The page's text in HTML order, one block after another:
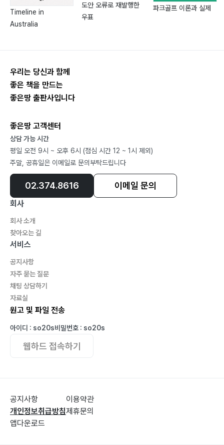
Timeline in
Australia
도안 오류로 재발행한
우표
파크골프 이론과 실제
우리는 당신과 함께
좋은 책을 만드는
좋은땅 출판사입니다
좋은땅 고객센터
상담 가능 시간
평일 오전 9시 ~ 오후 6시 (점심 시간 12 ~ 1시 제외)
주말, 공휴일은 이메일로 문의부탁드립니다
02.374.8616 이메일 문의
회사
회사 소개
찾아오는 길
서비스
공지사항
자주 묻는 질문
채팅 상담하기
자료실
원고 및 파일 전송
아이디 : so20s비밀번호 : so20s
웹하드 접속하기
공지사항
개인정보취급방침
앱다운로드
이용약관
제휴문의